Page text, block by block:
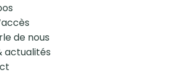
de nous
actualités